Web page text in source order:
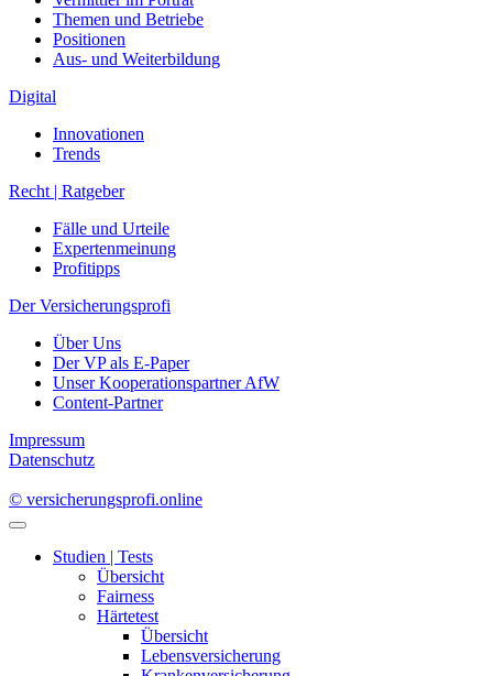
Themen und Betriebe
Positionen
Aus- und Weiterbildung
Digital
Innovationen
Trends
Recht | Ratgeber
Fälle und Urteile
Expertenmeinung
Profitipps
Der Versicherungsprofi
Über Uns
Der VP als E-Paper
Unser Kooperationspartner AfW
Content-Partner
Impressum
Datenschutz
© versicherungsprofi.online
Studien | Tests
Übersicht
Fairness
Härtetest
Übersicht
Lebensversicherung